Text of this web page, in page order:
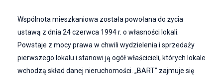
Wspólnota mieszkaniowa została powołana do życia
ustawą z dnia 24 czerwca 1994 r. o własności lokali.
Powstaje z mocy prawa w chwili wydzielenia i sprzedaży
pierwszego lokalu i stanowi ją ogół właścicieli, których lokale
wchodzą skład danej nieruchomości. „BART” zajmuje się